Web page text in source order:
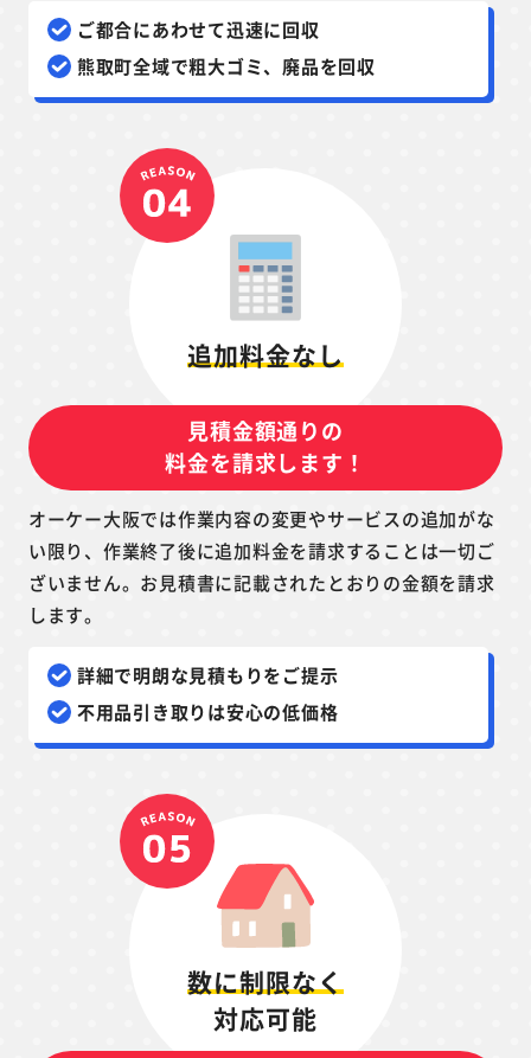
ご都合にあわせて迅速に回収
熊取町全域で粗大ゴミ、廃品を回収
追加料金なし
見積金額通りの
料金を請求します！
オーケー大阪では作業内容の変更やサービスの追加がな
い限り、作業終了後に追加料金を請求することは一切ご
ざいません。お見積書に記載されたとおりの金額を請求
します。
詳細で明朗な見積もりをご提示
不用品引き取りは安心の低価格
数に制限なく
対応可能